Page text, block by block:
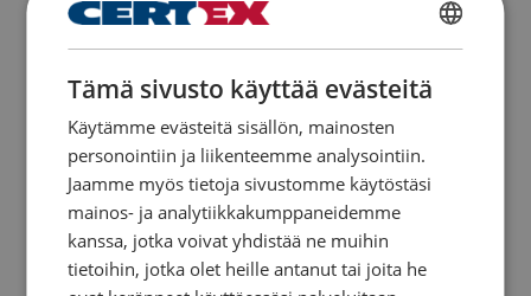
103102904070459 Määritä
Määritä
103103104070459 Määritä
103103204070459 Määritä
FINNISH
ENGLISH TRANSLATION
Tämä sivusto käyttää evästeitä
Käytämme evästeitä sisällön, mainosten
personointiin ja liikenteemme analysointiin.
Jaamme myös tietoja sivustomme käytöstäsi
mainos- ja analytiikkakumppaneidemme
kanssa, jotka voivat yhdistää ne muihin
tietoihin, jotka olet heille antanut tai joita he